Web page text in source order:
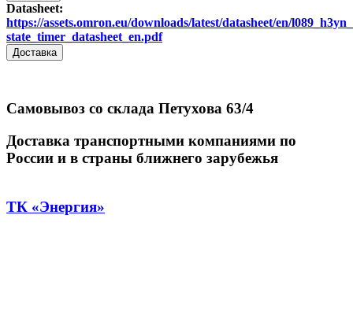
Datasheet:
https://assets.omron.eu/downloads/latest/datasheet/en/
state_timer_datasheet_en.pdf
Доставка
Самовывоз со склада Петухова 63/4
Доставка транспортными компаниями по
России и в страны ближнего зарубежья
ТК «Энергия»